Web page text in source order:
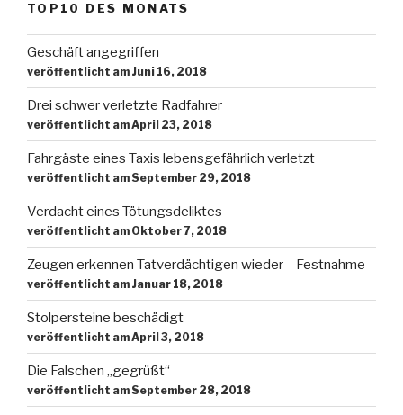
TOP10 DES MONATS
Geschäft angegriffen
veröffentlicht am Juni 16, 2018
Drei schwer verletzte Radfahrer
veröffentlicht am April 23, 2018
Fahrgäste eines Taxis lebensgefährlich verletzt
veröffentlicht am September 29, 2018
Verdacht eines Tötungsdeliktes
veröffentlicht am Oktober 7, 2018
Zeugen erkennen Tatverdächtigen wieder – Festnahme
veröffentlicht am Januar 18, 2018
Stolpersteine beschädigt
veröffentlicht am April 3, 2018
Die Falschen „gegrüßt“
veröffentlicht am September 28, 2018